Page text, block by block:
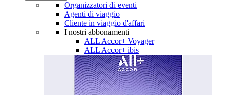
Organizzatori di eventi
Agenti di viaggio
Cliente in viaggio d'affari
I nostri abbonamenti
ALL Accor+ Voyager
ALL Accor+ ibis